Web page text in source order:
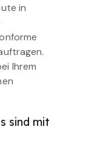
in
Ihrem
sind mit